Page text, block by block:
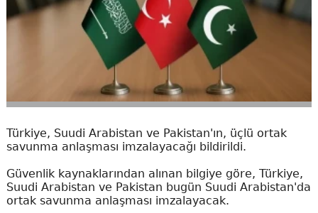
Türkiye, Suudi Arabistan ve Pakistan'ın, üçlü ortak
savunma anlaşması imzalayacağı bildirildi.
Güvenlik kaynaklarından alınan bilgiye göre, Türkiye,
Suudi Arabistan ve Pakistan bugün Suudi Arabistan'da
ortak savunma anlaşması imzalayacak.